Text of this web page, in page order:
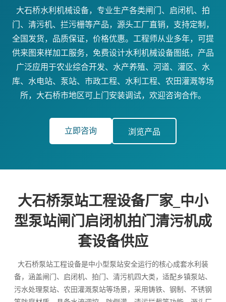
大石桥水利机械设备，专业生产各类闸门、启闭机、拍
门、清污机、拦污栅等产品，源头工厂直销，支持定制，
全国发货，品质保证，价格优惠。工程师从业多年，可提
供来图来样加工服务，免费设计水利机械设备图纸，产品
广泛应用于农业综合开发、水产养殖、河道、灌区、水
库、水电站、泵站、市政工程、水利工程、农田灌溉等场
所，大石桥市地区可上门安装调试，欢迎咨询合作。
立即咨询 浏览产品
大石桥泵站工程设备厂家_中小
型泵站闸门启闭机拍门清污机成
套设备供应
大石桥泵站工程设备是中小型泵站安全运行的核心成套水利装
备，涵盖闸门、启闭机、拍门、清污机四大类，适配乡镇泵站、
污水处理泵站、农田灌溉泵站等场景，采用铸铁、钢制、不锈钢